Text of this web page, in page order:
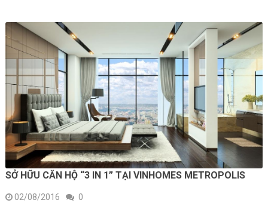
SỞ HỮU CĂN HỘ “3 IN 1” TẠI VINHOMES METROPOLIS
02/08/2016 0